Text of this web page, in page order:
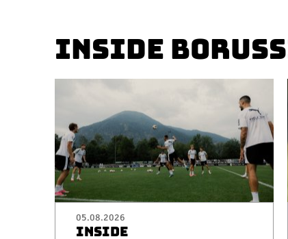
INSIDE
05.08.2026
INSIDE